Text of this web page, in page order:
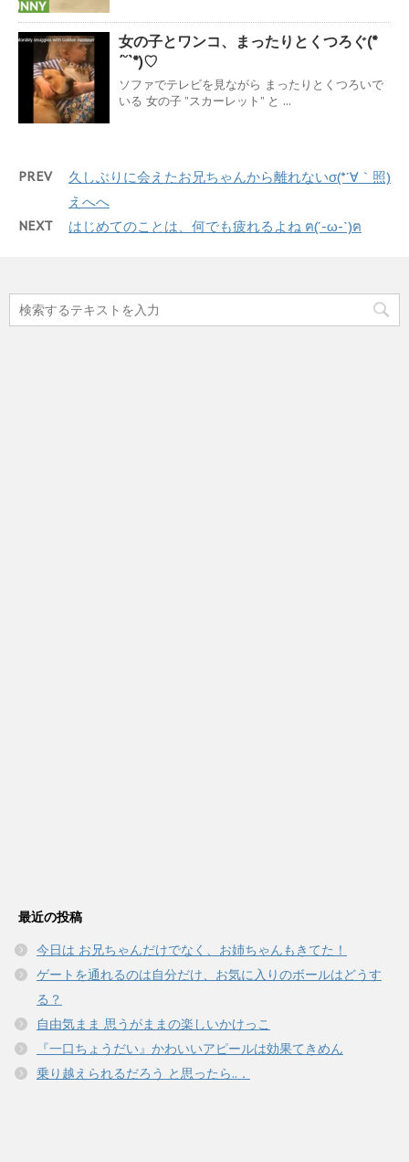
女の子とワンコ、まったりとくつろぐ(*
´˘`*)♡
ソファでテレビを見ながら まったりとくつろいで
いる 女の子 ”スカーレット” と ...
PREV
久しぶりに会えたお兄ちゃんから離れないσ(*´∀｀照)
えへへ
NEXT はじめてのことは、何でも疲れるよね ฅ(´-ω-`)ฅ
最近の投稿
今日は お兄ちゃんだけでなく、お姉ちゃんもきてた！
ゲートを通れるのは自分だけ、お気に入りのボールはどうす
る？
自由気まま 思うがままの楽しいかけっこ
『一口ちょうだい』かわいいアピールは効果てきめん
乗り越えられるだろう と思ったら..．